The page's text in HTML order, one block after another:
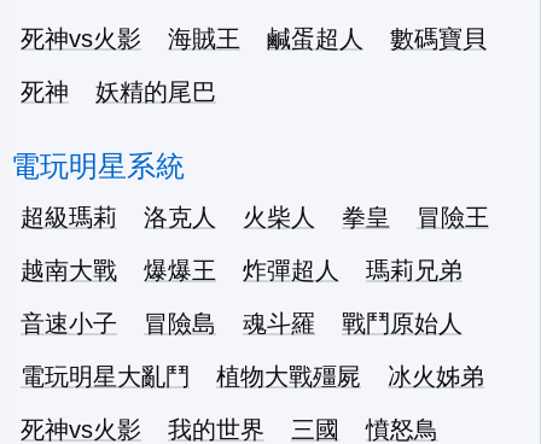
死神vs火影
海賊王 鹹蛋超人
數碼寶貝
死神
妖精的尾巴
電玩明星系統
超級瑪莉 洛克人 火柴人 拳皇
冒險王
越南大戰
爆爆王 炸彈超人
瑪莉兄弟
音速小子
冒險島 魂斗羅
戰鬥原始人
電玩明星大亂鬥
植物大戰殭屍
冰火姊弟
死神vs火影
我的世界 三國
憤怒鳥